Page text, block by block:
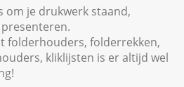
om je drukwerk staand,
folderhouders, folderrekken,
kliklijsten is er altijd wel